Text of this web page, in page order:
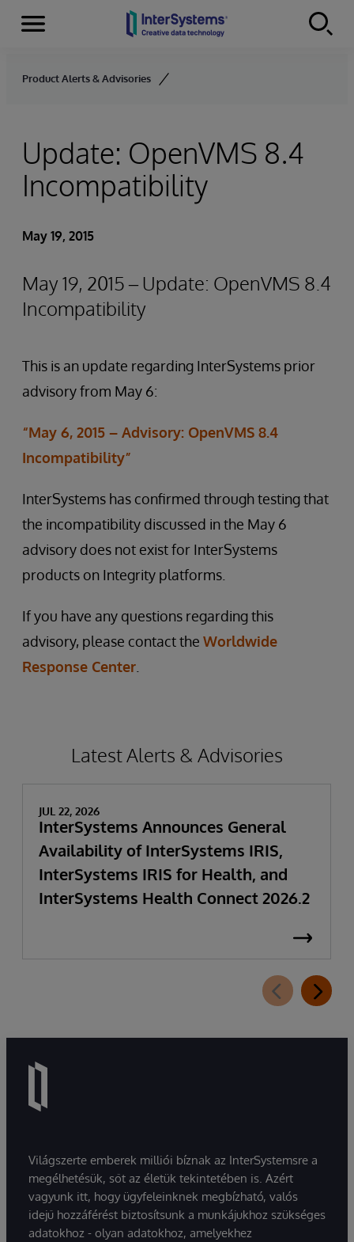
Skip to content
Menu
Product Alerts & Advisories
Update: OpenVMS 8.4
Incompatibility
May 19, 2015
May 19, 2015 – Update: OpenVMS 8.4
Incompatibility
This is an update regarding InterSystems prior
advisory from May 6:
“May 6, 2015 – Advisory: OpenVMS 8.4
Incompatibility”
InterSystems has confirmed through testing that
the incompatibility discussed in the May 6
advisory does not exist for InterSystems
products on Integrity platforms.
If you have any questions regarding this
advisory, please contact the Worldwide
Response Center
Latest Alerts & Advisories
JUL 22, 2026
InterSystems Announces General
Availability of InterSystems IRIS,
InterSystems IRIS for Health, and
InterSystems Health Connect 2026.2
Világszerte emberek milliói bíznak az InterSystemsre a
megélhetésük, sőt az életük tekintetében is. Azért
vagyunk itt, hogy ügyfeleinknek megbízható, valós
idejű hozzáférést biztosítsunk a munkájukhoz szükséges
adatokhoz - olyan adatokhoz, amelyekhez